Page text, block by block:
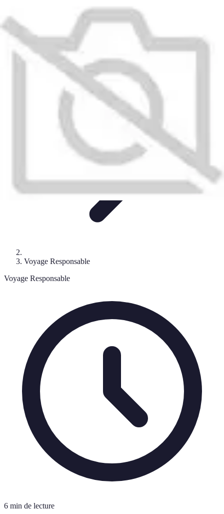
Voyage Durable
Sécurité en voyage
en Solo Conseils Pratiques
Globe Explore
Voyage Responsable
Voyage Responsable
6 min de lecture